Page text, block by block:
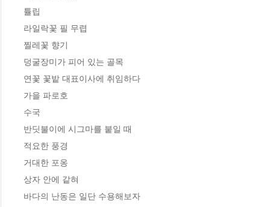
튤립
라일락꽃 필 무렵
찔레꽃 향기
덩굴장미가 피어 있는 골목
연꽃 꽃밭 대표이사에 취임하다
가을 파로호
수국
반딧불이에 시그마를 붙일 때
적요한 풍경
거대한 포옹
상자 안에 같혀
바다의 난동은 일단 수용해보자